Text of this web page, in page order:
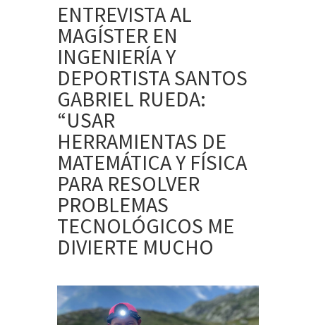
ENTREVISTA AL
MAGÍSTER EN
INGENIERÍA Y
DEPORTISTA SANTOS
GABRIEL RUEDA:
“USAR
HERRAMIENTAS DE
MATEMÁTICA Y FÍSICA
PARA RESOLVER
PROBLEMAS
TECNOLÓGICOS ME
DIVIERTE MUCHO